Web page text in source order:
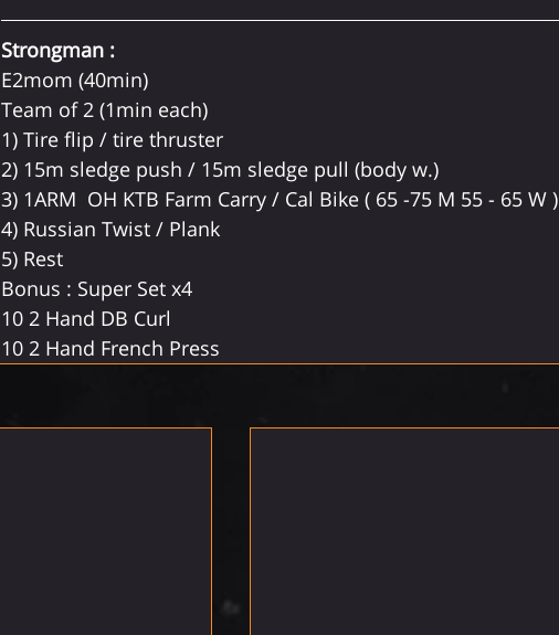
Strongman :
E2mom (40min)
Team of 2 (1min each)
1) Tire flip / tire thruster
2) 15m sledge push / 15m sledge pull (body w.)
3) 1ARM  OH KTB Farm Carry / Cal Bike ( 65 -75 M 55 - 65 W )
4) Russian Twist / Plank
5) Rest
Bonus : Super Set x4
10 2 Hand DB Curl
10 2 Hand French Press